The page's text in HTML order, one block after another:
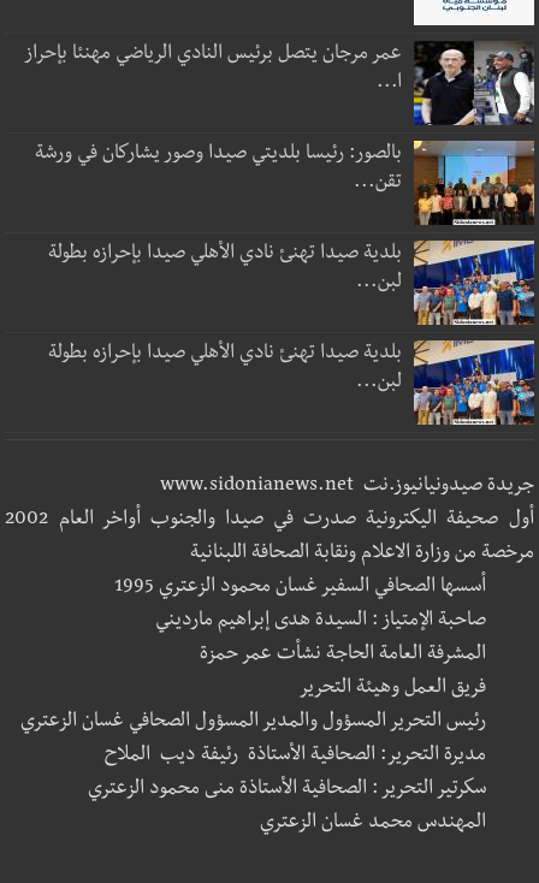
عمر مرجان يتصل برئيس النادي الرياضي مهنئا بإحراز
ا...
بالصور: رئيسا بلديتي صيدا وصور يشاركان في ورشة
تقن...
بلدية صيدا تهنئ نادي الأهلي صيدا بإحرازه بطولة
لبن...
بلدية صيدا تهنئ نادي الأهلي صيدا بإحرازه بطولة
لبن...
جريدة صيدونيانيوز.نت www.sidonianews.net
أول صحيفة اليكترونية صدرت في صيدا والجنوب أواخر العام 2002
مرخصة من وزارة الاعلام ونقابة الصحافة اللبنانية
أسسها الصحافي السفير غسان محمود الزعتري 1995
صاحبة الإمتياز : السيدة هدى إبراهيم مارديني
المشرفة العامة الحاجة نشأت عمر حمزة
فريق العمل وهيئة التحرير
رئيس التحرير المسؤول والمدير المسؤول الصحافي غسان الزعتري
مديرة التحرير: الصحافية الأستاذة رئيفة ديب الملاح
سكرتير التحرير : الصحافية الأستاذة منى محمود الزعتري
المهندس محمد غسان الزعتري